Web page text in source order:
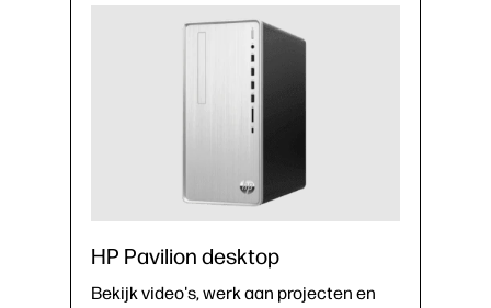
HP Pavilion desktop
Bekijk video's, werk aan projecten en